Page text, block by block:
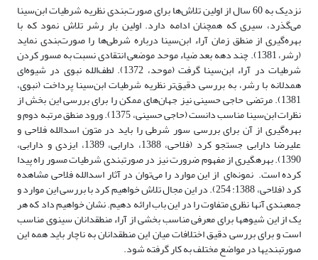
نزدیک به 60 سال از اولین تلاش‌ها برای صورت‌بندی نظریه شرطیات ابن‌سینا
می‌گذرد، سیری که همچنان ادامه دارد. اولین بار رشر تلاش نمود که با
بهره‌گیری از منطق زمان آراء ابن‌سینا درباره شرطی‌ها را صورت‌بندی نماید
(رشر، 1381). چند دهه بعد ضیاء موحد موضعی انتقادی نسبت به مسور کردن
شرطیات در آراء ابن‌سینا گرفت (موحد، 1372). لطف‌الله نبوی در شیوه‌ای
همدلانه با رشر، به بررسی دقیق‌تر نظریه شرطیات ابن‌سینا پرداخت (نبوی،
1381). مرتضی حاجی حسینی نیز جهان‌های ممکن را برای بررسی این بخش از
نظرات ابن‌سینا مناسب دانست (حاجی حسینی، 1375). ورود منطق مرتبه دوم و
بهره‌گیری از آن برای بررسی سور شرطی را باید در متون اسدالله فلاحی و
علیرضا دارابی جستجو کرد (فلاحی، 1388، دارابی، 1389، ایزدی و دارابی،
1390). بهره­گیری از مفهوم ضرورت نیز در صورت­بندی شرطیات مسور راه پیدا
کرده است. نمونه‌ای از این موارد را می‌توان در آثار اسدالله فلاحی مشاهده
کرد (فلاحی، 1388:‌ 254). در این مجال تلاش خواهیم کرد با بررسی این موارد و
جمع­بندی آن­ها نظری متفاوت را در این باب ارائه دهیم. نشان خواهیم داد که هر
یک از این شیوه­ها برای معرفی مناسب بخشی از آراء منطق­دانان سینوی مناسب
است و برای بررسی دقیق اختلافات میان این منطق­دانان به ناچار باید همه این
صورت­بندی­ها در مواضع مختلف به کار گرفته شود.